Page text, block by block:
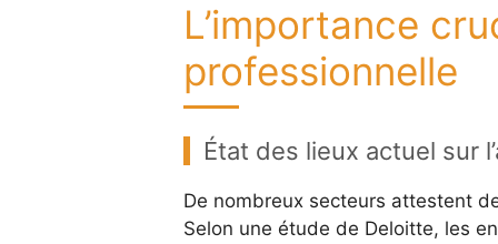
L’importance
professionnelle
État des lieux actuel sur
De nombreux secteurs attestent
Selon une étude de Deloitte, les